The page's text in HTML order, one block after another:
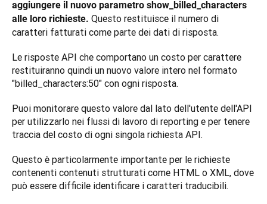
aggiungere il nuovo parametro show_billed_characters
alle loro richieste. Questo restituisce il numero di
caratteri fatturati come parte dei dati di risposta.
Le risposte API che comportano un costo per carattere
restituiranno quindi un nuovo valore intero nel formato
"billed_characters:50" con ogni risposta.
Puoi monitorare questo valore dal lato dell'utente dell'API
per utilizzarlo nei flussi di lavoro di reporting e per tenere
traccia del costo di ogni singola richiesta API.
Questo è particolarmente importante per le richieste
contenenti contenuti strutturati come HTML o XML, dove
può essere difficile identificare i caratteri traducibili.